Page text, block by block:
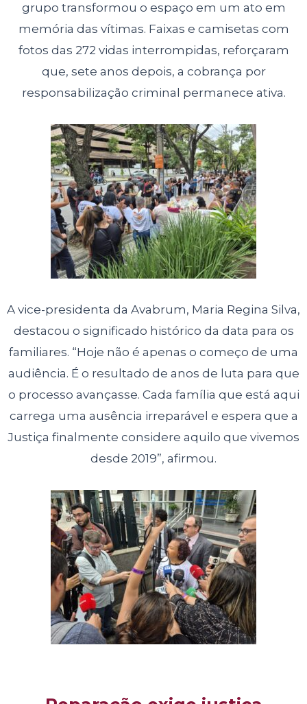
grupo transformou o espaço em um ato em
memória das vítimas. Faixas e camisetas com
fotos das 272 vidas interrompidas, reforçaram
que, sete anos depois, a cobrança por
responsabilização criminal permanece ativa.
A vice-presidenta da Avabrum, Maria Regina Silva,
destacou o significado histórico da data para os
familiares. “Hoje não é apenas o começo de uma
audiência. É o resultado de anos de luta para que
o processo avançasse. Cada família que está aqui
carrega uma ausência irreparável e espera que a
Justiça finalmente considere aquilo que vivemos
desde 2019”, afirmou.